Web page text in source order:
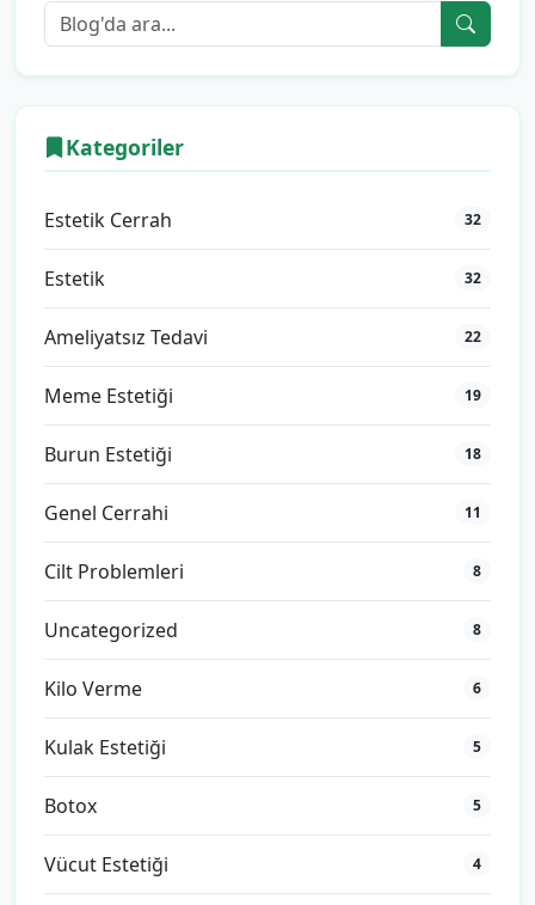
Kategoriler
Estetik Cerrah 32
Estetik 32
Ameliyatsız Tedavi 22
Meme Estetiği 19
Burun Estetiği 18
Genel Cerrahi 11
Cilt Problemleri 8
Uncategorized 8
Kilo Verme 6
Kulak Estetiği 5
Botox 5
Vücut Estetiği 4